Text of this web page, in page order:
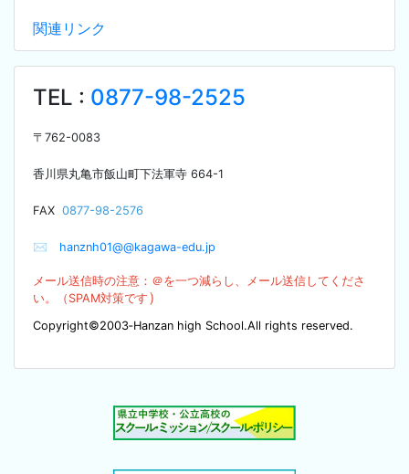
関連リンク
TEL : 0877-98-2525
〒 762-0083
香川県丸亀市飯山町下法軍寺 664-1
FAX 0877-98-2576
✉ hanznh01@@kagawa-edu.jp
メール送信時の注意：＠を一つ減らし、メール送信してくださ
い。（SPAM対策です ）
Copyright©2003‐Hanzan high School.All rights reserved.